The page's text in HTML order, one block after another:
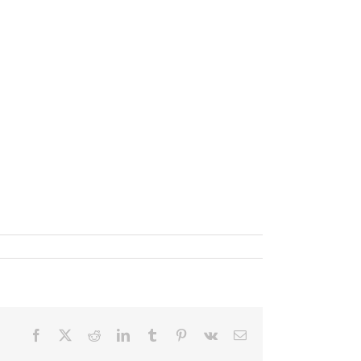
Facebook RedditLinkedInTumblr Pinterest
Vk Email